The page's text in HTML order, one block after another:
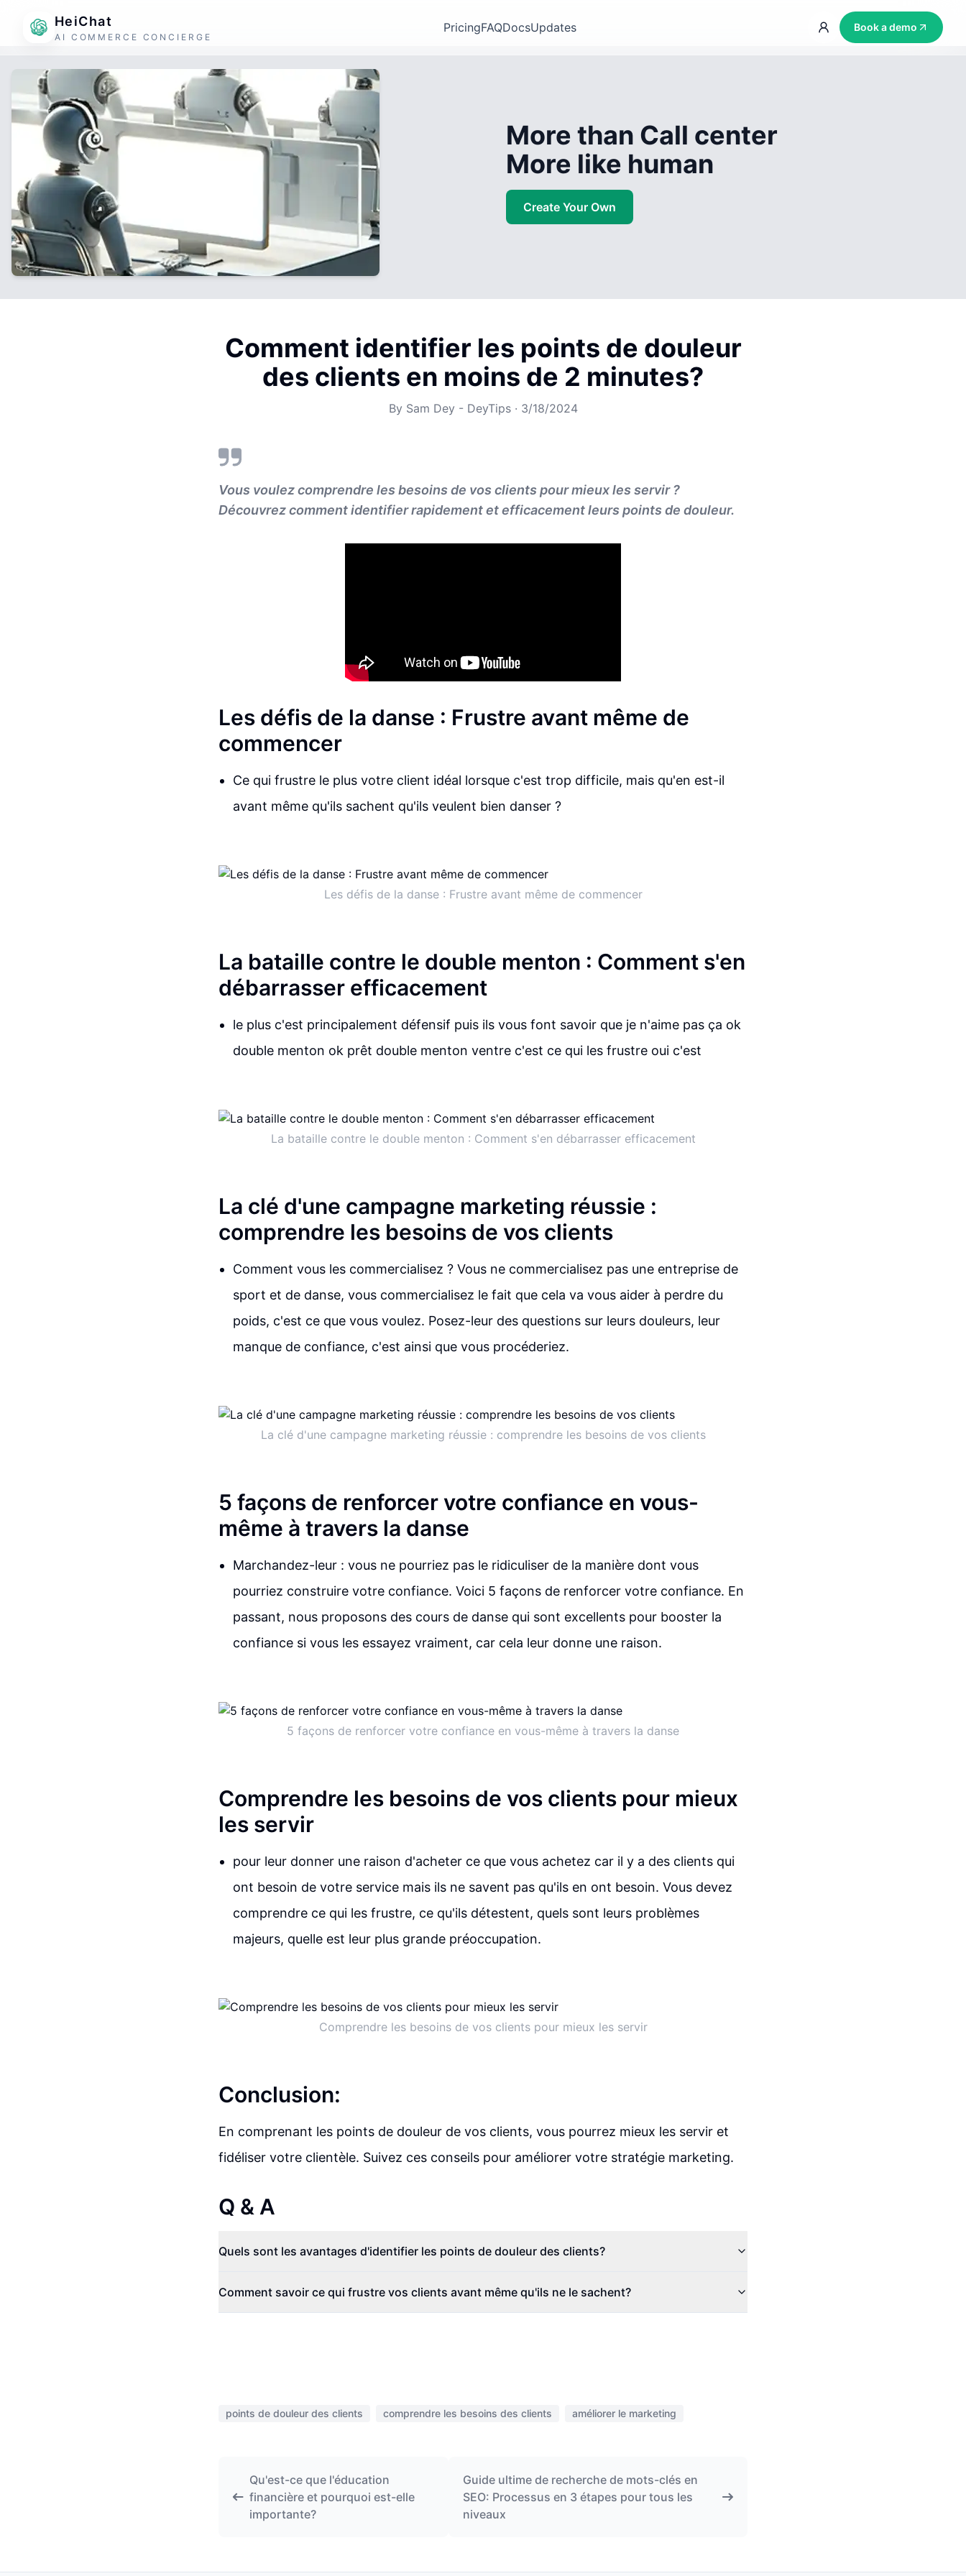
HeiChat
AI COMMERCE CONCIERGE
PricingFAQDocsUpdates Book a demo
More than Call center
More like human
Create Your Own
Comment identifier les points de douleur
des clients en moins de 2 minutes?
By Sam Dey - DeyTips· 3/18/2024
Vous voulez comprendre les besoins de vos clients pour mieux les servir ?
Découvrez comment identifier rapidement et efficacement leurs points de douleur.
Les défis de la danse : Frustre avant même de
commencer
Ce qui frustre le plus votre client idéal lorsque c'est trop difficile, mais qu'en est-il
avant même qu'ils sachent qu'ils veulent bien danser ?
Les défis de la danse : Frustre avant même de commencer
La bataille contre le double menton : Comment s'en
débarrasser efficacement
le plus c'est principalement défensif puis ils vous font savoir que je n'aime pas ça ok
double menton ok prêt double menton ventre c'est ce qui les frustre oui c'est
La bataille contre le double menton : Comment s'en débarrasser efficacement
La clé d'une campagne marketing réussie :
comprendre les besoins de vos clients
Comment vous les commercialisez ? Vous ne commercialisez pas une entreprise de
sport et de danse, vous commercialisez le fait que cela va vous aider à perdre du
poids, c'est ce que vous voulez. Posez-leur des questions sur leurs douleurs, leur
manque de confiance, c'est ainsi que vous procéderiez.
La clé d'une campagne marketing réussie : comprendre les besoins de vos clients
5 façons de renforcer votre confiance en vous-
même à travers la danse
Marchandez-leur : vous ne pourriez pas le ridiculiser de la manière dont vous
pourriez construire votre confiance. Voici 5 façons de renforcer votre confiance. En
passant, nous proposons des cours de danse qui sont excellents pour booster la
confiance si vous les essayez vraiment, car cela leur donne une raison.
5 façons de renforcer votre confiance en vous-même à travers la danse
Comprendre les besoins de vos clients pour mieux
les servir
pour leur donner une raison d'acheter ce que vous achetez car il y a des clients qui
ont besoin de votre service mais ils ne savent pas qu'ils en ont besoin. Vous devez
comprendre ce qui les frustre, ce qu'ils détestent, quels sont leurs problèmes
majeurs, quelle est leur plus grande préoccupation.
Comprendre les besoins de vos clients pour mieux les servir
Conclusion:
En comprenant les points de douleur de vos clients, vous pourrez mieux les servir et
fidéliser votre clientèle. Suivez ces conseils pour améliorer votre stratégie marketing.
Q & A
Quels sont les avantages d'identifier les points de douleur des clients?
Comment savoir ce qui frustre vos clients avant même qu'ils ne le sachent?
points de douleur des clients comprendre les besoins des clients améliorer le marketing
Qu'est-ce que l'éducation
financière et pourquoi est-elle
importante?
Guide ultime de recherche de mots-clés en
SEO: Processus en 3 étapes pour tous les
niveaux